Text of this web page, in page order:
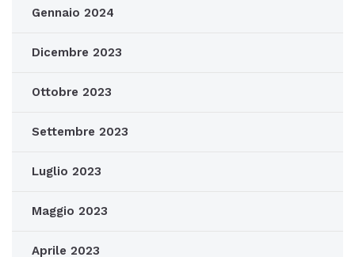
Gennaio 2024
Dicembre 2023
Ottobre 2023
Settembre 2023
Luglio 2023
Maggio 2023
Aprile 2023